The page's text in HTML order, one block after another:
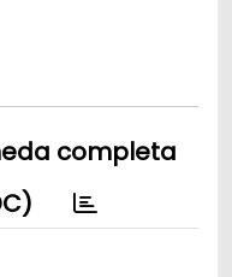
completa